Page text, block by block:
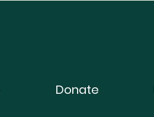
Donate